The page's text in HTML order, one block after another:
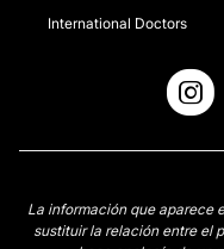
International Doctors
La información que aparece
sustituir la relación entre el